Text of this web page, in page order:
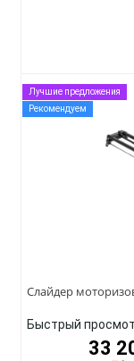
Лучшие предложения
Рекомендуем
Слайдер
Быстрый
33